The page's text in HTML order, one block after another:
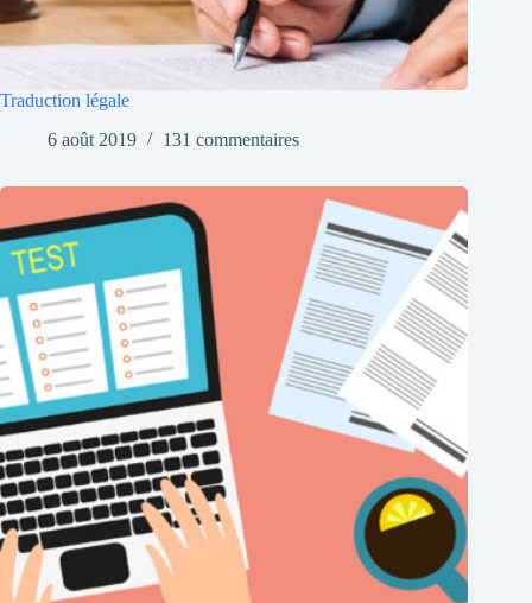
Traduction légale
6 août 2019
131 commentaires